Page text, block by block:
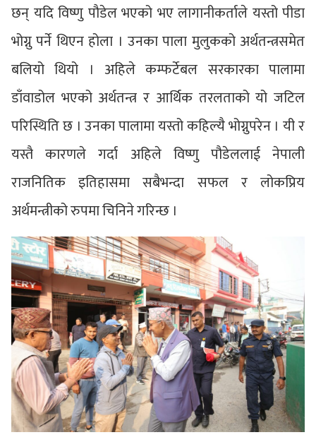
छन् यदि विष्णु पौडेल भएको भए लागानीकर्ताले यस्तो पीडा
भोग्नु पर्ने थिएन होला । उनका पाला मुलुकको अर्थतन्त्रसमेत
बलियो थियो । अहिले कम्फर्टेबल सरकारका पालामा
डाँवाडोल भएको अर्थतन्त्र र आर्थिक तरलताको यो जटिल
परिस्थिति छ । उनका पालामा यस्तो कहिल्यै भोग्नुपरेन । यी र
यस्तै कारणले गर्दा अहिले विष्णु पौडेललाई नेपाली
राजनितिक इतिहासमा सबैभन्दा सफल र लोकप्रिय
अर्थमन्त्रीको रुपमा चिनिने गरिन्छ ।